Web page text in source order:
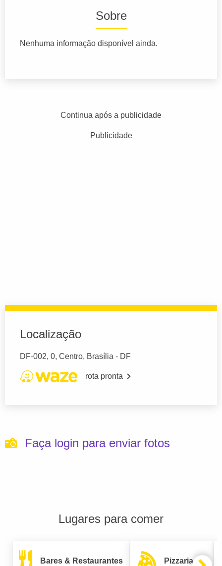
Sobre
Nenhuma informação disponível ainda.
Continua após a publicidade
Publicidade
Localização
DF-002, 0, Centro, Brasília - DF
rota pronta
Faça login para enviar fotos
Lugares para comer
Bares & Restaurantes Pizzarias